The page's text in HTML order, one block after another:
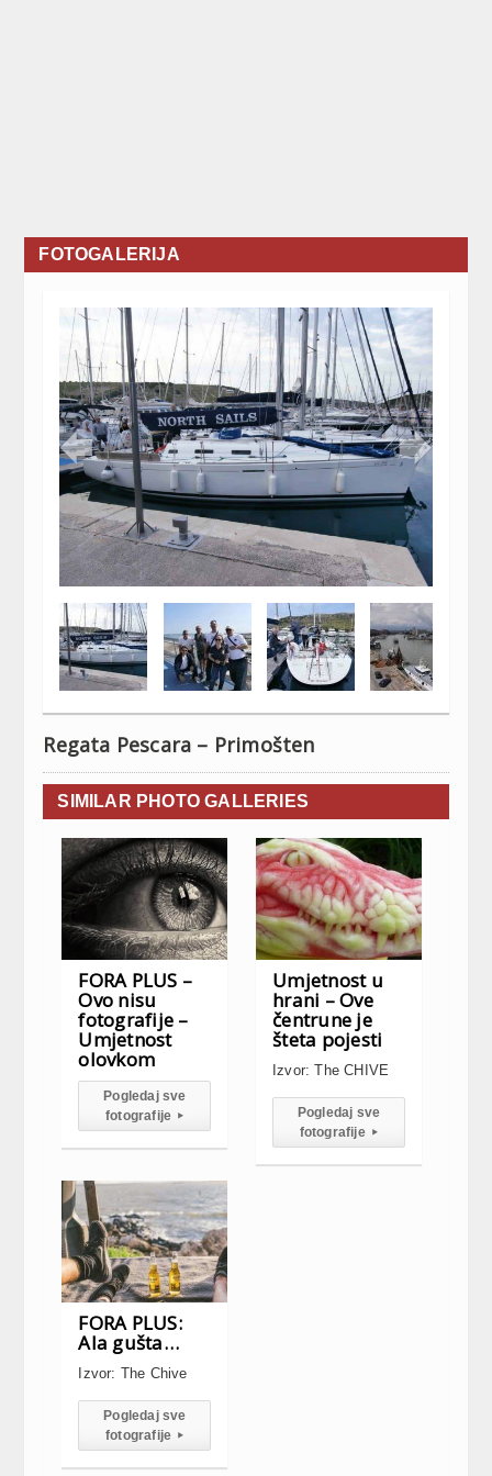
FOTOGALERIJA
 
Regata Pescara – Primošten
SIMILAR PHOTO GALLERIES
FORA PLUS –
Ovo nisu
fotografije –
Umjetnost
olovkom
Pogledaj sve
fotografije▸
Umjetnost u
hrani – Ove
čentrune je
šteta pojesti
Izvor: The CHIVE
Pogledaj sve
fotografije▸
FORA PLUS:
Ala gušta…
Izvor: The Chive
Pogledaj sve
fotografije▸